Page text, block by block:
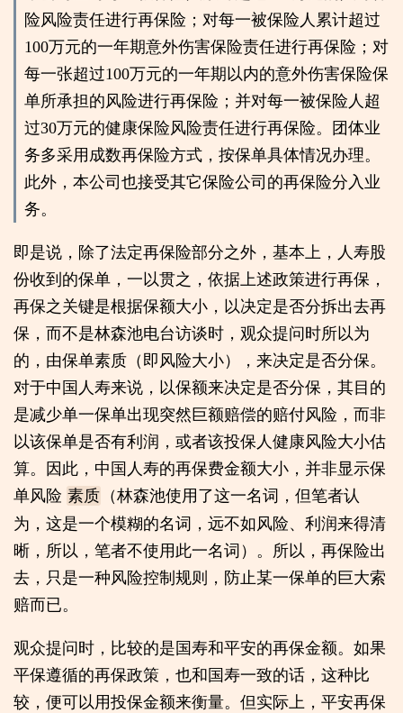
险风险责任进行再保险；对每一被保险人累计超过
100万元的一年期意外伤害保险责任进行再保险；对
每一张超过100万元的一年期以内的意外伤害保险保
单所承担的风险进行再保险；并对每一被保险人超
过30万元的健康保险风险责任进行再保险。团体业
务多采用成数再保险方式，按保单具体情况办理。
此外，本公司也接受其它保险公司的再保险分入业
务。
即是说，除了法定再保险部分之外，基本上，人寿股
份收到的保单，一以贯之，依据上述政策进行再保，
再保之关键是根据保额大小，以决定是否分拆出去再
保，而不是林森池电台访谈时，观众提问时所以为
的，由保单素质（即风险大小），来决定是否分保。
对于中国人寿来说，以保额来决定是否分保，其目的
是减少单一保单出现突然巨额赔偿的赔付风险，而非
以该保单是否有利润，或者该投保人健康风险大小估
算。因此，中国人寿的再保费金额大小，并非显示保
单风险 素质 （林森池使用了这一名词，但笔者认
为，这是一个模糊的名词，远不如风险、利润来得清
晰，所以，笔者不使用此一名词）。所以，再保险出
去，只是一种风险控制规则，防止某一保单的巨大索
赔而已。
观众提问时，比较的是国寿和平安的再保金额。如果
平保遵循的再保政策，也和国寿一致的话，这种比
较，便可以用投保金额来衡量。但实际上，平安再保